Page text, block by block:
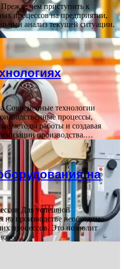
чем приступить к
процессов на предприятии,
анализ текущей ситуации.
Современные технологии
процессы,
методы работы и создавая
производства.…
на
Для успешной
на производстве необходимо
процессов. Это позволит
новое…